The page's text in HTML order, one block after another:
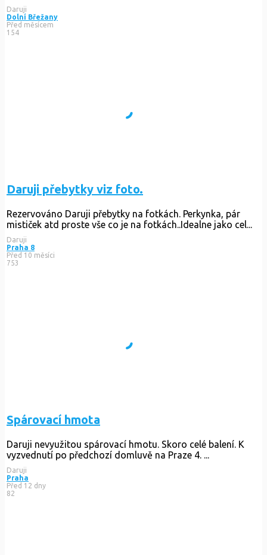
Daruji
Dolní Břežany
Před měsícem
154
Daruji přebytky viz foto.
Rezervováno Daruji přebytky na fotkách. Perkynka, pár
mističek atd proste vše co je na fotkách..Idealne jako cel...
Daruji
Praha 8
Před 10 měsíci
753
Spárovací hmota
Daruji nevyužitou spárovací hmotu. Skoro celé balení. K
vyzvednutí po předchozí domluvě na Praze 4. ...
Daruji
Praha
Před 12 dny
82